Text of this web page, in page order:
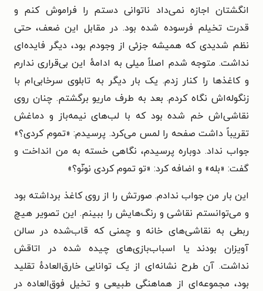
انگشتان اجازه نمی‌داد ناتوانی دستم را فراموش کنم و
قدرت تخیلم فرسوده شده بود. در مقابل این ضعف، حتی
نظم شدیدی که همیشه جزئی از وجودم بود، دیگر فایده‌ای
نداشت. متوجه شدم اصلاً میلی به ادامهٔ این بی‌قراری ندارم
و کاغذها را کنار زدم. یک بار دیگر به تابلوی سرخابی‌ام با
زنگوله‌اش نگاه کردم. بعد به طرف ماریو برگشتم. چنان روی
نقاشی‌اش خم شده بود که با لب‌های نیمه‌باز و دماغش
تقریباً داشت صفحه را لمس می‌کرد. پرسیدم: «تموم کردی؟»
جواب نداد. دوباره پرسیدم، نگاهی خسته به من انداخت و
گفت: «بله» و اضافه کرد: «تو تموم کردی نونّو؟»
این بار من جواب ندادم. صورتش را از روی کاغذ برداشته بود
و می‌توانستم نقاشی و رنگ‌هایش را ببینم. این تصویر هیچ
ربطی به نقاشی‌های خانه و چمنی که قاب‌شده در سالن
آویزان بودند یا اسباب‌بازی‌های چیده شده در اتاقش
نداشت. آن طرح نشانه‌ای از یک توانایی خارق‌العادهٔ تقلید
بود، مجموعه‌ای از هماهنگی طبیعی و تخیل فوق‌العاده در